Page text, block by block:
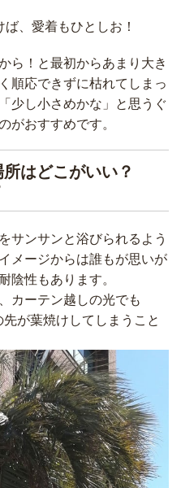
、愛着もひとしお！
ら！と最初からあまり大き
順応できずに枯れてしまっ
少し小さめかな」と思うぐ
がおすすめです。
はどこがいい？
サンサンと浴びられるよう
メージからは誰もが思いが
陰性もあります。
カーテン越しの光でも
が葉焼けしてしまうこと